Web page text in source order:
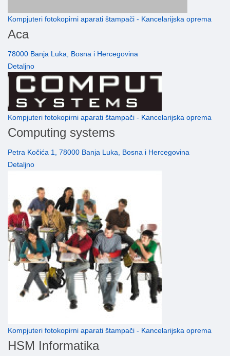
Kompjuteri fotokopirni aparati štampači - Kancelarijska oprema
Aca
78000 Banja Luka, Bosna i Hercegovina
Detaljno
Kompjuteri fotokopirni aparati štampači - Kancelarijska oprema
Computing systems
Petra Kočića 1, 78000 Banja Luka, Bosna i Hercegovina
Detaljno
Kompjuteri fotokopirni aparati štampači - Kancelarijska oprema
HSM Informatika